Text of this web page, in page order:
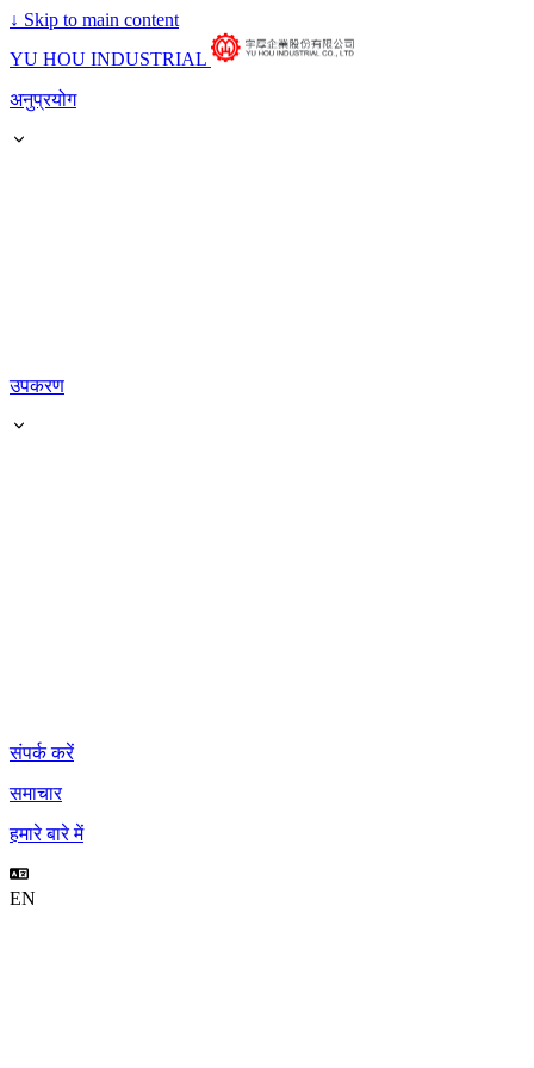
↓ Skip to main content
YU HOU INDUSTRIAL
अनुप्रयोग
उपकरण
संपर्क करें
समाचार
हमारे बारे में
EN